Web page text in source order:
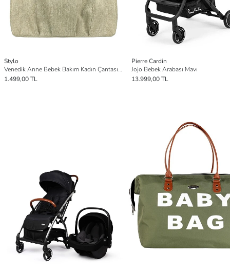
Stylo
Venedik Anne Bebek Bakım Kadın Çantası Bej
1.499,00 TL
Pierre Cardin
Jojo Bebek Arabası Mavı
13.999,00 TL